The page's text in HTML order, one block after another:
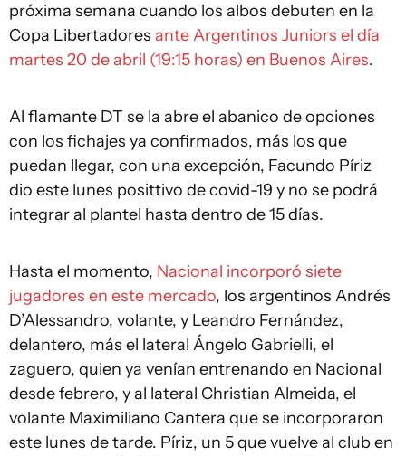
próxima semana cuando los albos debuten en la
Copa Libertadores ante Argentinos Juniors el día
martes 20 de abril (19:15 horas) en Buenos Aires.
Al flamante DT se la abre el abanico de opciones
con los fichajes ya confirmados, más los que
puedan llegar, con una excepción, Facundo Píriz
dio este lunes posittivo de covid-19 y no se podrá
integrar al plantel hasta dentro de 15 días.
Hasta el momento, Nacional incorporó siete
jugadores en este mercado, los argentinos Andrés
D’Alessandro, volante, y Leandro Fernández,
delantero, más el lateral Ángelo Gabrielli, el
zaguero, quien ya venían entrenando en Nacional
desde febrero, y al lateral Christian Almeida, el
volante Maximiliano Cantera que se incorporaron
este lunes de tarde. Píriz, un 5 que vuelve al club en